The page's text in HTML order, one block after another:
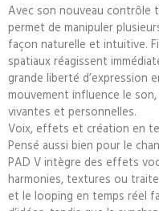
Avec son nouveau contrôle
permet de manipuler
façon naturelle et intuitive.
spatiaux réagissent
grande liberté d’expression
mouvement influence le
vivantes et personnelles.
Voix, effets et création en
Pensé aussi bien pour le
PAD V intègre des effets
harmonies, textures ou
et le looping en temps réel